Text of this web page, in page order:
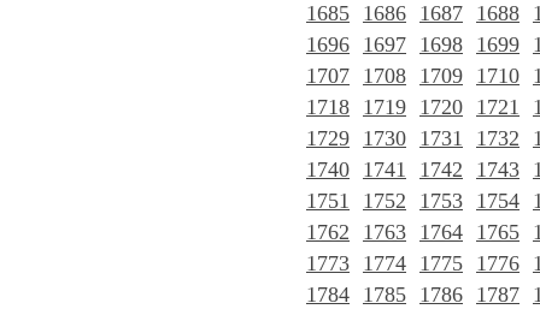
1685 1686 1687 1688
1696 1697 1698 1699
1707 1708 1709 1710
1718 1719 1720 1721
1729 1730 1731 1732
1740 1741 1742 1743
1751
1752 1753 1754
1762
1763 1764 1765
1773 1774 1775 1776
1784 1785 1786 1787